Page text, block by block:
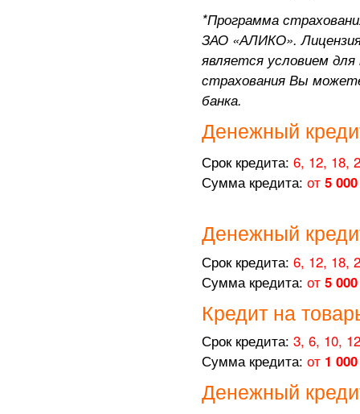
*Программа
ЗАО «АЛИКО».
является условием
страхования Вы
банка.
Денежный
Срок кредита: 6, 12, 18,
Сумма кредита: от 5 000
Денежный
Срок кредита: 6, 12, 18,
Сумма кредита: от 5 000
Кредит на
Срок кредита: 3, 6, 10,
Сумма кредита: от 1 000
Денежный